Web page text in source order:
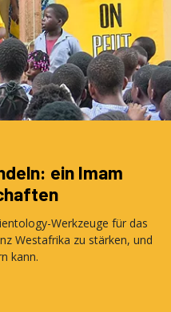
ein Imam
Werkzeuge für das
Westafrika zu stärken, und
kann.